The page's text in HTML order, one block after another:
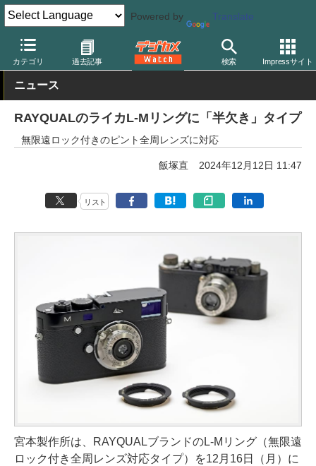
Powered by Translate
カテゴリ 過去記事 検索 Impressサイト
デジカメ Watch レンズ マウントアダプター レイクォール
ニュース
RAYQUALのライカL-Mリングに「半欠き」タイプ
無限遠ロック付きのピント全周レンズに対応
飯塚直 2024年12月12日 11:47
リスト
宮本製作所は、RAYQUALブランドのL-Mリング（無限遠
ロック付き全周レンズ対応タイプ）を12月16日（月）に